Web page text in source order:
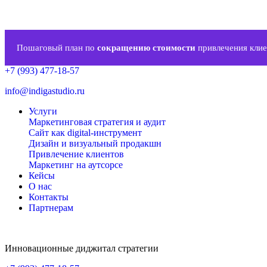
Пошаговый план по сокращению стоимости привлечения
+7 (993) 477-18-57
info@indigastudio.ru
Услуги
Маркетинговая стратегия и аудит
Сайт как digital-инструмент
Дизайн и визуальный продакшн
Привлечение клиентов
Маркетинг на аутсорсе
Кейсы
О нас
Контакты
Партнерам
Инновационные диджитал стратегии